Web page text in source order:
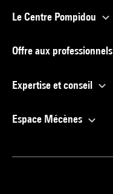
Le Centre Pompidou
Offre aux professionnels
Expertise et conseil
Espace Mécènes